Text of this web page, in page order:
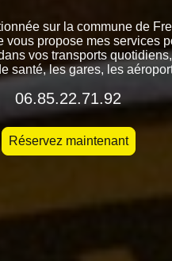
sur la commune de
vous propose mes services
vos transports
santé, les gares, les
06.85.22.71.92
Réservez maintenant